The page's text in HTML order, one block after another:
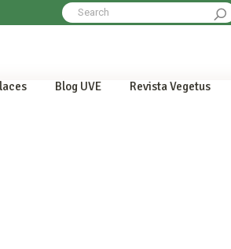
Search
for:
Blog UVE Revista Vegetus